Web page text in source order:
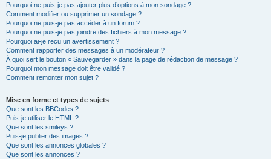
Pourquoi ne puis-je pas ajouter plus d’options à mon sondage ?
Comment modifier ou supprimer un sondage ?
Pourquoi ne puis-je pas accéder à un forum ?
Pourquoi ne puis-je pas joindre des fichiers à mon message ?
Pourquoi ai-je reçu un avertissement ?
Comment rapporter des messages à un modérateur ?
À quoi sert le bouton « Sauvegarder » dans la page de rédaction de message ?
Pourquoi mon message doit être validé ?
Comment remonter mon sujet ?
Mise en forme et types de sujets
Que sont les BBCodes ?
Puis-je utiliser le HTML ?
Que sont les smileys ?
Puis-je publier des images ?
Que sont les annonces globales ?
Que sont les annonces ?